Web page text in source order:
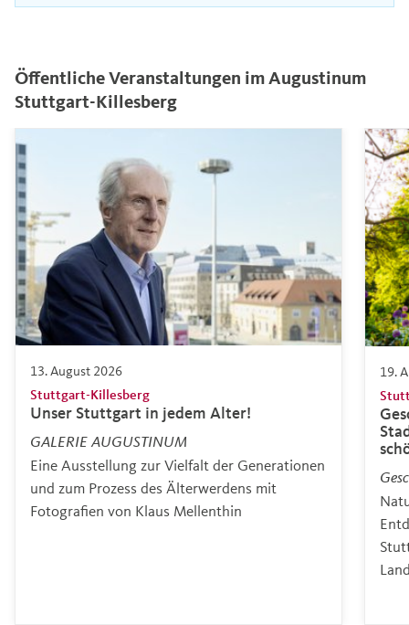
Öffentliche Veranstaltungen im Augustinum
Stuttgart-Killesberg
Unser Stuttgart in jedem Alter!
13. August 2026
Stuttgart-Killesberg
GALERIE AUGUSTINUM
Eine Ausstellung zur Vielfalt der Generationen
und zum Prozess des Älterwerdens mit
Fotografien von Klaus Mellenthin
19.